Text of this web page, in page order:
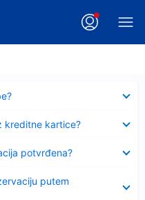
kreditne kartice?
potvrđena?
putem